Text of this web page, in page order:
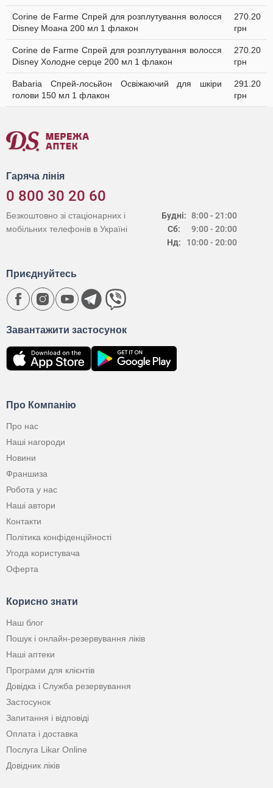
Corine de Farme Спрей для розплутування волосся
Disney Моана 200 мл 1 флакон
270.20
грн
Corine de Farme Спрей для розплутування волосся
Disney Холодне серце 200 мл 1 флакон
270.20
грн
Babaria Спрей-лосьйон Освіжаючий для шкіри
голови 150 мл 1 флакон
291.20
грн
Гаряча лінія
0 800 30 20 60
Будні:
Сб:
Нд:
8:00 - 21:00
9:00 - 20:00
10:00 - 20:00
Безкоштовно зі стаціонарних і
мобільних телефонів в Україні
Про Компанію
Про нас
Наші нагороди
Новини
Франшиза
Робота у нас
Наші автори
Контакти
Політика конфіденційності
Угода користувача
Оферта
Корисно знати
Наш блог
Пошук і онлайн-резервування ліків
Наші аптеки
Програми для клієнтів
Довідка і Служба резервування
Застосунок
Запитання і відповіді
Оплата і доставка
Послуга Likar Online
Довідник ліків
Завантажити застосунок
Приєднуйтесь